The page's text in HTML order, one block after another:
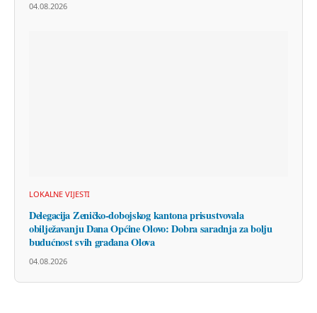
04.08.2026
LOKALNE VIJESTI
Delegacija Zeničko-dobojskog kantona prisustvovala
obilježavanju Dana Općine Olovo: Dobra saradnja za bolju
budućnost svih građana Olova
04.08.2026